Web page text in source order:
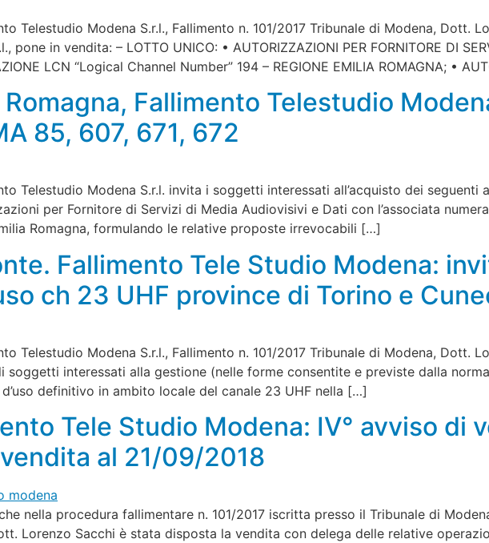
Telestudio Modena S.r.l., Fallimento n. 101/2017 Tribunale di Modena, Dott.
pone in vendita: – LOTTO UNICO: • AUTORIZZAZIONI PER FORNITORE DI
LCN “Logical Channel Number” 194 – REGIONE EMILIA ROMAGNA; •
Romagna, Fallimento Telestudio
85, 607, 671, 672
Telestudio Modena S.r.l. invita i soggetti interessati all’acquisto dei
per Fornitore di Servizi di Media Audiovisivi e Dati con l’associata
Romagna, formulando le relative proposte irrevocabili […]
Fallimento Tele Studio Modena:
ch 23 UHF province di Torino e
Telestudio Modena S.r.l., Fallimento n. 101/2017 Tribunale di Modena, Dott.
soggetti interessati alla gestione (nelle forme consentite e previste dalla
definitivo in ambito locale del canale 23 UHF nella […]
Tele Studio Modena: IV° avviso di
al 21/09/2018
nella procedura fallimentare n. 101/2017 iscritta presso il Tribunale di
Lorenzo Sacchi è stata disposta la vendita con delega delle relative